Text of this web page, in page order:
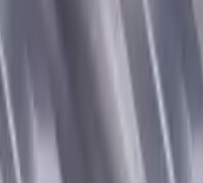
Bestellung
berechnet